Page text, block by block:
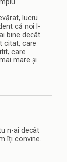
lucru
că noi l-
bine decât
citat, care
care
mare și
n-ai decât
îți convine.